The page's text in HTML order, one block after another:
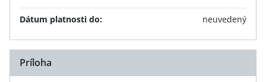
Dátum platnosti do:
neuvedený
Príloha